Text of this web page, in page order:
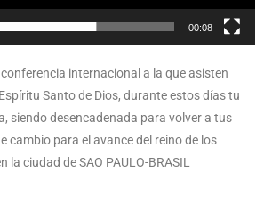
00:08
internacional a la que asisten
Santo de Dios, durante estos días tu
siendo desencadenada para volver a tus
cambio para el avance del reino de los
la ciudad de SAO PAULO-BRASIL